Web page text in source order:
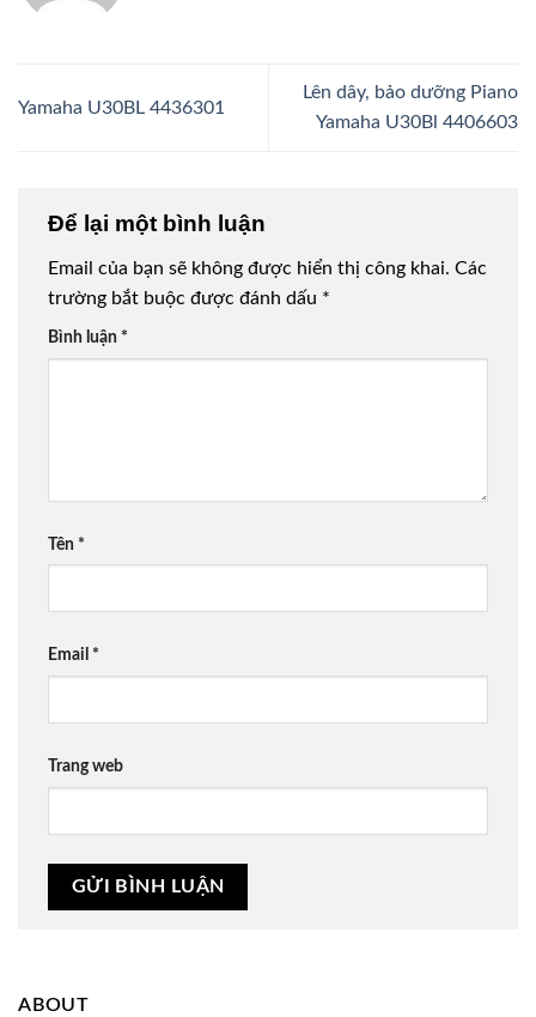
Yamaha U30BL 4436301
Lên dây, bảo dưỡng Piano
Yamaha U30Bl 4406603
Để lại một bình luận
Email của bạn sẽ không được hiển thị công khai. Các
trường bắt buộc được đánh dấu *
Bình luận *
Tên *
Email *
Trang web
ABOUT